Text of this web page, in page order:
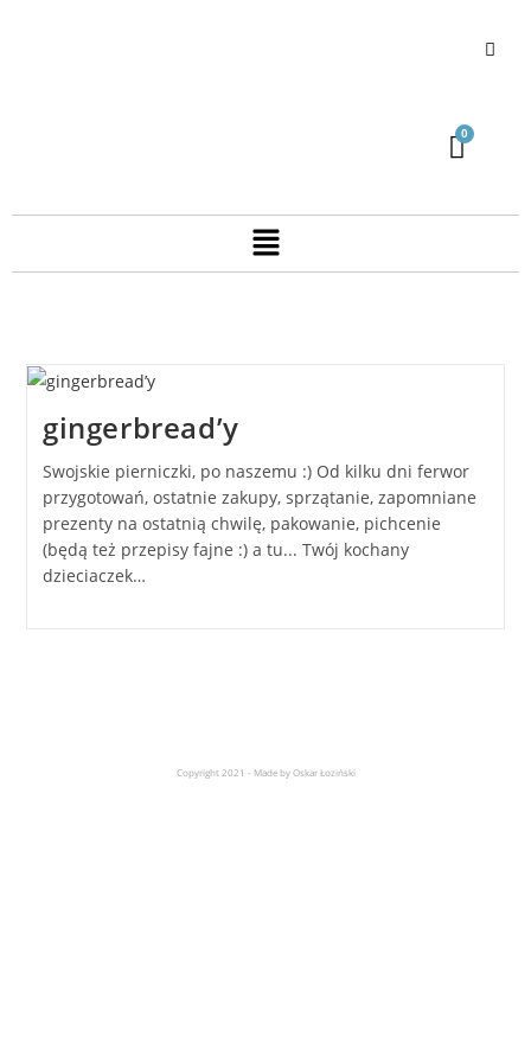
gingerbread’y
Swojskie pierniczki, po naszemu :) Od kilku dni ferwor
przygotowań, ostatnie zakupy, sprzątanie, zapomniane
prezenty na ostatnią chwilę, pakowanie, pichcenie
(będą też przepisy fajne :) a tu... Twój kochany
dzieciaczek…
Copyright 2021 - Made by Oskar Łoziński